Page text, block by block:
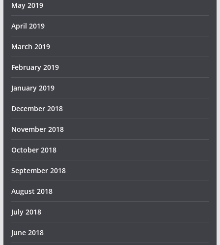
May 2019
April 2019
March 2019
February 2019
January 2019
December 2018
November 2018
October 2018
September 2018
August 2018
July 2018
June 2018